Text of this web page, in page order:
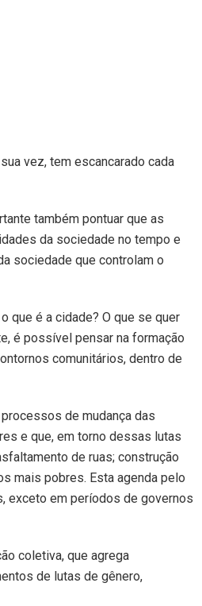
vez, tem escancarado cada
também pontuar que as
da sociedade no tempo e
sociedade que controlam o
que é a cidade? O que se quer
é possível pensar na formação
comunitários, dentro de
de mudança das
e que, em torno dessas lutas
de ruas; construção
mais pobres. Esta agenda pelo
exceto em períodos de governos
coletiva, que agrega
de lutas de gênero,